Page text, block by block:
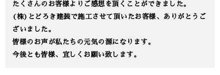
たくさんのお客様よりご感想を頂くことができました。
(株)とどろき建装で施工させて頂いたお客様、ありがとうご
ざいました。
皆様のお声が私たちの元気の源になります。
今後とも皆様、宜しくお願い致します。